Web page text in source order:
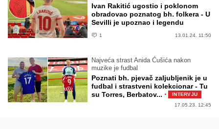
Ivan Rakitić ugostio i poklonom
obradovao poznatog bh. folkera - U
Sevilli je upoznao i legendu
1 13.01.24. 11:50
Najveća strast Anida Ćušića nakon
muzike je fudbal
Poznati bh. pjevač zaljubljenik je u
fudbal i strastveni kolekcionar - Tu
su Torres, Berbatov... ·
INTERVJU
17.05.23. 12:45